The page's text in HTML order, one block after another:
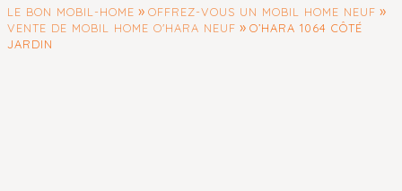
LE BON MOBIL-HOME » OFFREZ-VOUS UN MOBIL HOME NEUF »
VENTE DE MOBIL HOME O'HARA NEUF » O’HARA 1064 CÔTÉ
JARDIN